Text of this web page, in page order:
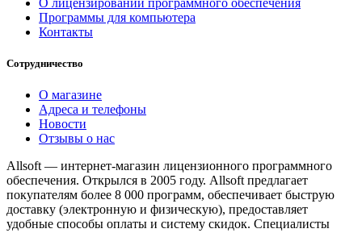
Программы для компьютера
Контакты
Сотрудничество
О магазине
Адреса и телефоны
Новости
Отзывы о нас
Allsoft — интернет-магазин лицензионного программного
обеспечения. Открылся в 2005 году. Allsoft предлагает
покупателям более 8 000 программ, обеспечивает быструю
доставку (электронную и физическую), предоставляет
удобные способы оплаты и систему скидок. Специалисты